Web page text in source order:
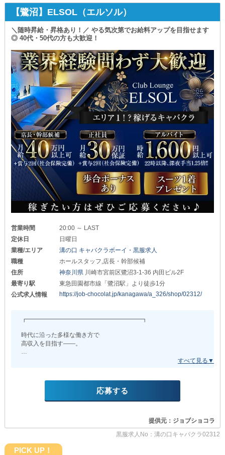
※アルバイトスタッフの《社員登用》
社員の《独立支援制度》あり
✦《体験入社》受付中
￣￣￣￣￣￣￣￣￣￣￣￣￣￣￣￣￣￣￣
興味を持ってくださった方は
ぜひ気軽にご連絡くださいませ！
皆様にお会いできる日を楽しみにしております。
“即”幹部として採用予定です！
~~~~~~~~~~~~~~~~~~~~
2025年12月にOPENする
等しくチャンスが転がっています◎
人生を変えてみたい方
新しい自分を見つけてみたい方は
ぜひご応募ください。
/=/=/=/=/=/=/=/=/=/
Girls Bar La Vie（ラヴィ）
/=/=/=/=/=/=/=/=/=/
◆“自分らしく働ける”環境を追求◆
当店では、スタッフ一人ひとりが
無理なく長く続けられる職場づくりを大切にしています。
勤務体制は“プライベートとの両立”を重視。
完全週休2日制に加えて大型連休も取得できるため
オフをしっかり確保した上で働けます！
「生活リズムが乱れる」
そんな心配とは無縁です。
身だしなみに関しては
ヘアスタイル・カラー
ヒゲ・タトゥーまですべて自由◎
あなたが大切にしているスタイルを
崩す必要はありません。
◆頑張りが瞬時に評価される制度◆
スタッフの努力を曖昧にせず、
成果を“待たせない形”で
◎月間目標をクリアした場合…別途ボーナスを支給
◆募集中の職種はこちら◆
【鷺沼】ELSOL（エルソル）
＼随時昇給・昇格あり！／ やる気次第でお給料アップを目指せます
◎ 40代・50代の方も大歓迎！
営業時間
20:00 ～ LAST
定休日
日曜日
業種/エリア
溝の口 キャバクラボーイ・黒服求人
職種
ホールスタッフ,店長・幹部候補
住所
神奈川県 川崎市宮前区鷺沼3-1-36 内田ビル2F
最寄り駅
東急田園都市線「鷺沼駅」より徒歩1分
公式求人情報
https://job-chocolat.jp/kanagawa/a_326/shop/02312/
┏━━━━━━━━━━━━━━━━━━━┓
時代に沿った多様な働き方で
高収入を目指す――。
￣￣￣￣￣￣￣
・不必要な厳しさを廃止した、丁寧で手厚い教育制度
・疎外感を与えない、親身に寄り添ったサポート
想像しがちなネガティブな印象から脱するために
上に掲げた教育方針に沿って運営をしています◎
応募する
提供元：ジョブショコラ
黒服求人No：溝の口キャバクラ02312
PICK UP！